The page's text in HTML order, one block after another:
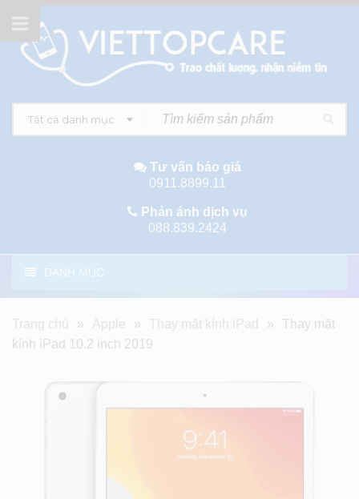
Tất cả danh mục
Tư vấn báo giá
0911.8899.11
Phản ánh dịch vụ
088.839.2424
DANH MỤC
Trang chủ » Apple » Thay mặt kính iPad »
Thay mặt
kính iPad 10.2 inch 2019